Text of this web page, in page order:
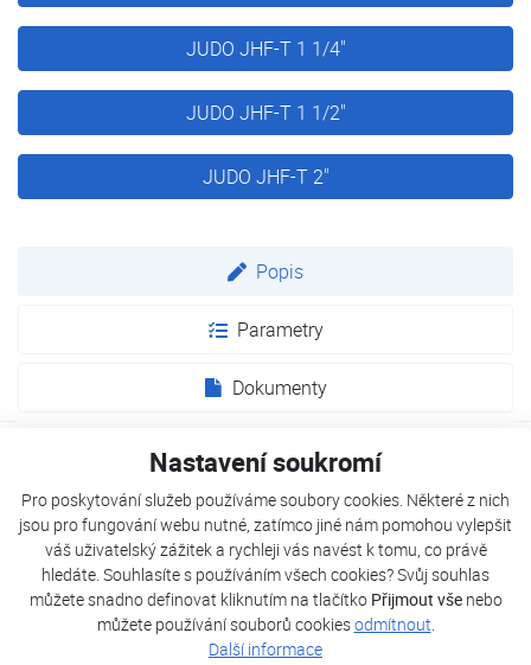
Nastavení soukromí
Pro poskytování služeb používáme soubory cookies. Některé z nich
jsou pro fungování webu nutné, zatímco jiné nám pomohou vylepšit
váš uživatelský zážitek a rychleji vás navést k tomu, co právě
hledáte. Souhlasíte s používáním všech cookies? Svůj souhlas
můžete snadno definovat kliknutím na tlačítko Přijmout všenebo
můžete používání souborů cookiesodmítnout.
Další informace
JUDO JHF-T 1 1/4"
JUDO JHF-T 1 1/2"
JUDO JHF-T 2"
Popis
Parametry
Dokumenty
Zakalení vlivem produktů koroze, uzavřený vzduch nebo
tvorba plynu vedou k poruchám a sníženým výkonům v
topných systémech. HEIFI-TOP zpětný proplachovací filtr
sedimentů zachycuje a zadržuje suspendované nečistoty a
částice v topných a chladicích systémech. Systém
současně odebírá vzduch přes integrovaný odlučovač
vzduchu a uvolňuje jej přes vestavěný automatický